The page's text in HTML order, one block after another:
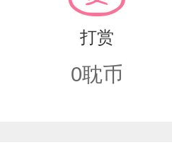
打赏
0耽币